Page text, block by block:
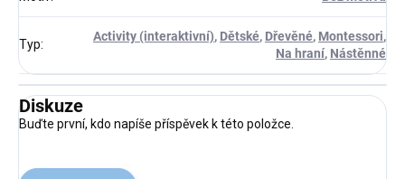
Typ:
Activity (interaktivní), Dětské, Dřevěné, Montessori,
Na hraní, Nástěnné
Diskuze
Buďte první, kdo napíše příspěvek k této položce.